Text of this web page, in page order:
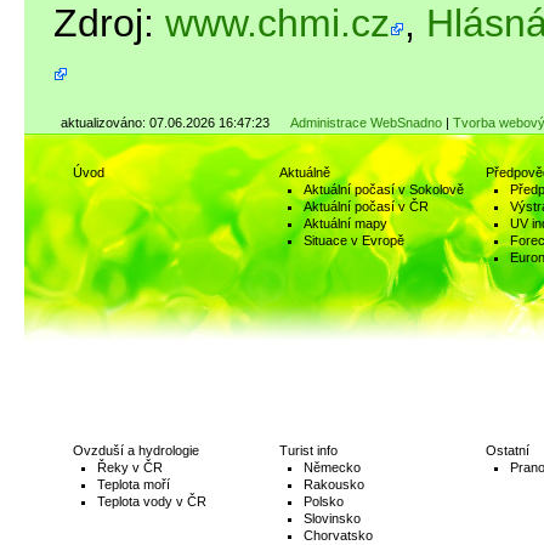
Zdroj: www.chmi.cz ,
Administrace WebSnadno| Tvorba
aktualizováno: 07.06.2026 16:47:23
Úvod
Aktuálně
Aktuální počasí v Sokolově
Aktuální počasí v ČR
Aktuální mapy
Situace v Evropě
UV
Ovzduší a hydrologie
Řeky v ČR
Teplota moří
Teplota vody v ČR
Turist info
Německo
Rakousko
Polsko
Slovinsko
Chorvatsko
Ostatní